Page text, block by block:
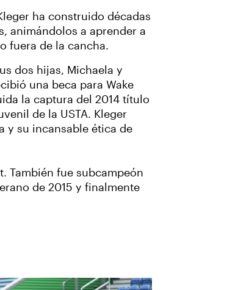
ha construido décadas
animándolos a aprender a
fuera de la cancha.
dos hijas, Michaela y
una beca para Wake
la captura del 2014 título
de la USTA. Kleger
y su incansable ética de
También fue subcampeón
de 2015 y finalmente